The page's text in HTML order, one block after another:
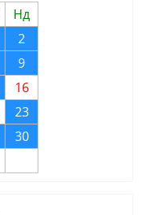
Нд
2
9
16
23
30